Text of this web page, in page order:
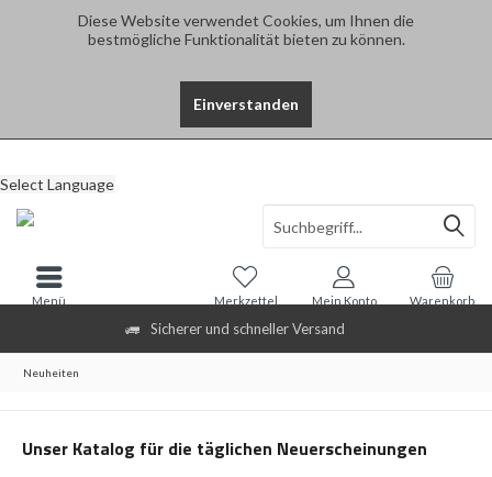
Diese Website verwendet Cookies, um Ihnen die
bestmögliche Funktionalität bieten zu können.
Einverstanden
Sicherer und schneller Versand
Select Language
Warenkorb
Merkzettel Mein Konto
Menü
Neuheiten
Unser Katalog für die täglichen Neuerscheinungen